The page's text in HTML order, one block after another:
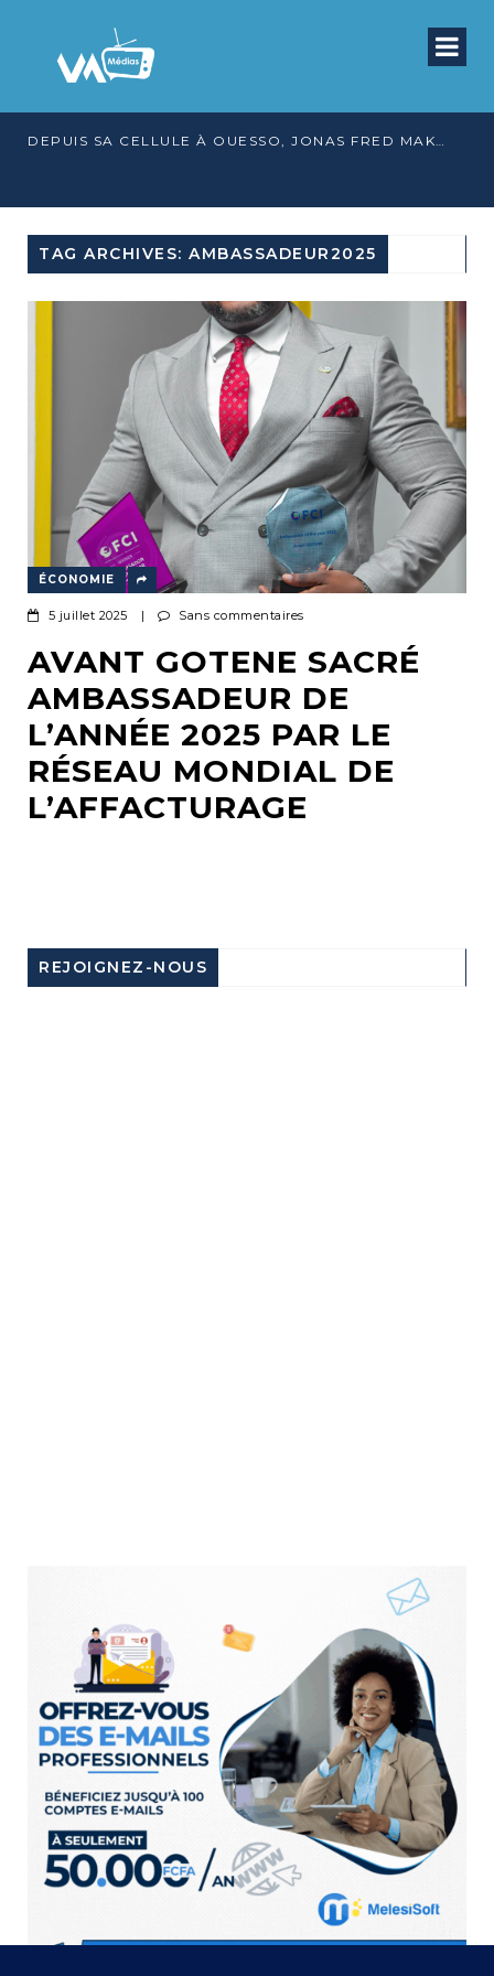
DEPUIS SA CELLULE À OUESSO, JONAS FRED MAKITA DÉNONCE CE QU’IL QUALIFIE DE DÉNI DE JUSTICE
TAG ARCHIVES: AMBASSADEUR2025
ÉCONOMIE
5 juillet 2025 | Sans commentaires
AVANT GOTENE SACRÉ
AMBASSADEUR DE
L’ANNÉE 2025 PAR LE
RÉSEAU MONDIAL DE
L’AFFACTURAGE
REJOIGNEZ-NOUS